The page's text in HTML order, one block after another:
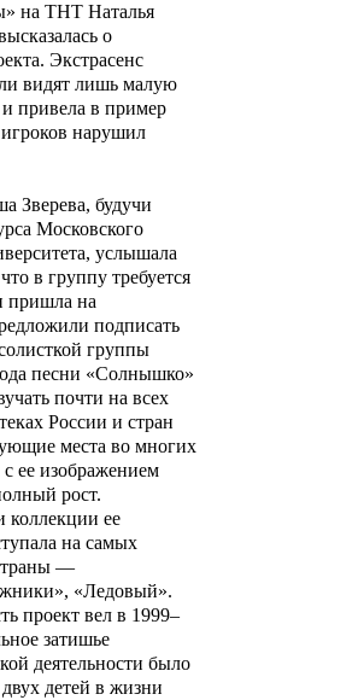
на ТНТ Наталья
о
Экстрасенс
видят лишь малую
привела в пример
нарушил
Зверева, будучи
Московского
услышала
в группу требуется
пришла на
подписать
группы
песни «Солнышко»
почти на всех
России и стран
места во многих
ее изображением
рост.
коллекции ее
на самых
—
«Ледовый».
проект вел в 1999–
затишье
деятельности было
детей в жизни